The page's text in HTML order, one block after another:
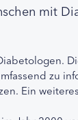
mit
zu
Ein